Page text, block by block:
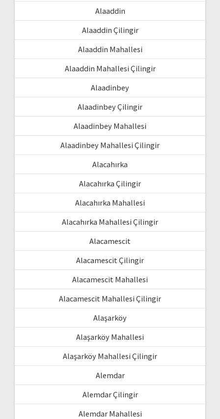
Alaaddin
Alaaddin Çilingir
Alaaddin Mahallesi
Alaaddin Mahallesi Çilingir
Alaadinbey
Alaadinbey Çilingir
Alaadinbey Mahallesi
Alaadinbey Mahallesi Çilingir
Alacahırka
Alacahırka Çilingir
Alacahırka Mahallesi
Alacahırka Mahallesi Çilingir
Alacamescit
Alacamescit Çilingir
Alacamescit Mahallesi
Alacamescit Mahallesi Çilingir
Alaşarköy
Alaşarköy Mahallesi
Alaşarköy Mahallesi Çilingir
Alemdar
Alemdar Çilingir
Alemdar Mahallesi